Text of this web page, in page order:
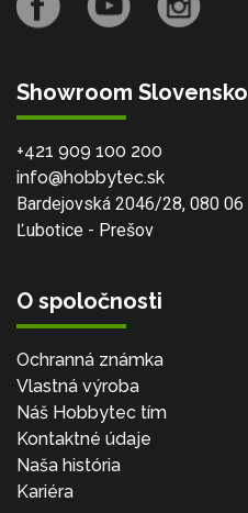
Showroom Slovensko
+421 909 100 200
info@hobbytec.sk
Bardejovská 2046/28, 080 06
Ľubotice - Prešov
O spoločnosti
Ochranná známka
Vlastná výroba
Náš Hobbytec tím
Kontaktné údaje
Naša história
Kariéra